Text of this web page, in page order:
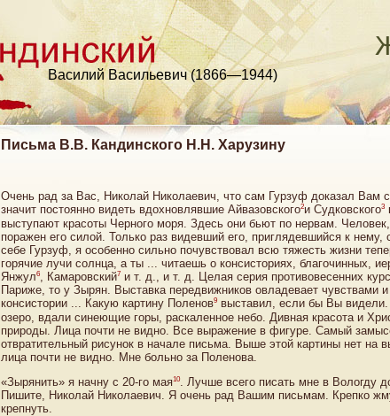
Василий Васильевич (1866—1944)
Письма В.В. Кандинского Н.Н. Харузину
Очень рад за Вас, Николай Николаевич, что сам Гурзуф доказал Вам
значит постоянно видеть вдохновлявшие Айвазовского2и Судковского3
выступают красоты Черного моря. Здесь они бьют по нервам.
поражен его силой. Только раз видевший его, приглядевшийся к
себе Гурзуф, я особенно сильно почувствовал всю тяжесть жизни
горячие лучи солнца, а ты ... читаешь о консисториях, благочинных,
Янжул6, Камаровский7 и т. д., и т. д. Целая серия противовесенних
Париже, то у Зырян. Выставка передвижников овладевает чувствами
консистории ... Какую картину Поленов9 выставил, если бы Вы видели.
озеро, вдали синеющие горы, раскаленное небо. Дивная красота и
природы. Лица почти не видно. Все выражение в фигуре. Самый
отвратительный рисунок в начале письма. Выше этой картины нет на
лица почти не видно. Мне больно за Поленова.
«Зырянить» я начну с 20-го мая10
. Лучше всего писать мне в Вологду
Пишите, Николай Николаевич. Я очень рад Вашим письмам. Крепко
крепнуть.